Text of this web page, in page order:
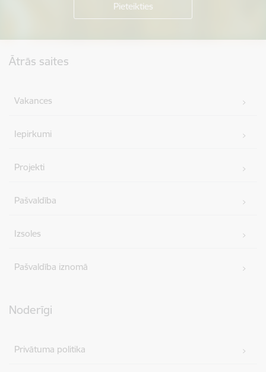
Ātrās saites
Vakances
Iepirkumi
Projekti
Pašvaldība
Izsoles
Pašvaldība iznomā
Noderīgi
Privātuma politika